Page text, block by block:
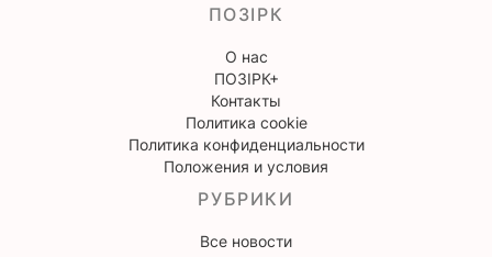
ПОЗІРК
О нас
ПОЗІРК+
Контакты
Политика cookie
Политика конфиденциальности
Положения и условия
РУБРИКИ
Все новости